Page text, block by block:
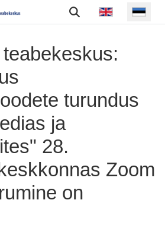
Vali keel
turundus
ja
28.
Zoom
on